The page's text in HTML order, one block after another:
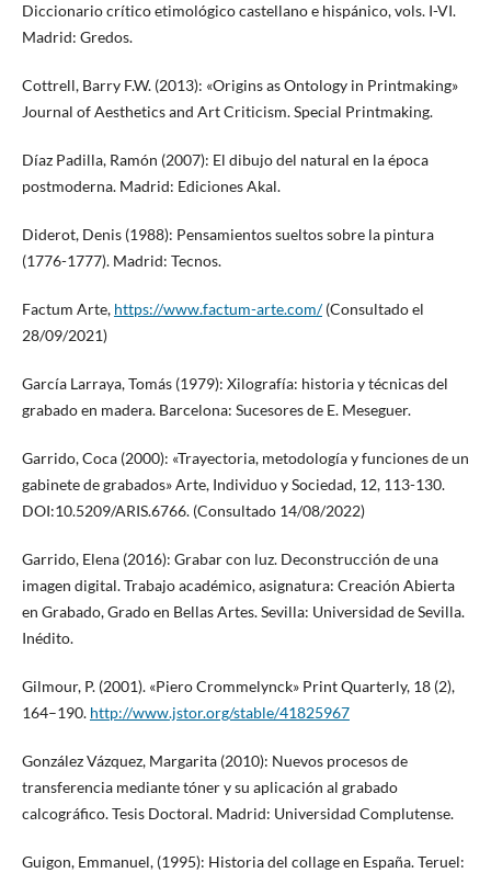
Diccionario crítico etimológico castellano e hispánico, vols. I-VI.
Madrid: Gredos.
Cottrell, Barry F.W. (2013): «Origins as Ontology in Printmaking»
Journal of Aesthetics and Art Criticism. Special Printmaking.
Díaz Padilla, Ramón (2007): El dibujo del natural en la época
postmoderna. Madrid: Ediciones Akal.
Diderot, Denis (1988): Pensamientos sueltos sobre la pintura
(1776-1777). Madrid: Tecnos.
Factum Arte, https://www.factum-arte.com/(Consultado el
28/09/2021)
García Larraya, Tomás (1979): Xilografía: historia y técnicas del
grabado en madera. Barcelona: Sucesores de E. Meseguer.
Garrido, Coca (2000): «Trayectoria, metodología y funciones de un
gabinete de grabados» Arte, Individuo y Sociedad, 12, 113-130.
DOI:10.5209/ARIS.6766. (Consultado 14/08/2022)
Garrido, Elena (2016): Grabar con luz. Deconstrucción de una
imagen digital. Trabajo académico, asignatura: Creación Abierta
en Grabado, Grado en Bellas Artes. Sevilla: Universidad de Sevilla.
Inédito.
Gilmour, P. (2001). «Piero Crommelynck» Print Quarterly, 18 (2),
164–190. http://www.jstor.org/stable/41825967
González Vázquez, Margarita (2010): Nuevos procesos de
transferencia mediante tóner y su aplicación al grabado
calcográfico. Tesis Doctoral. Madrid: Universidad Complutense.
Guigon, Emmanuel, (1995): Historia del collage en España. Teruel: